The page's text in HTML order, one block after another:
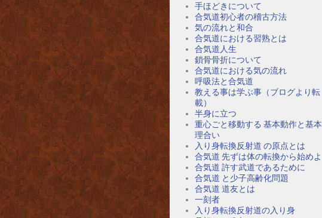
手ほどきについて
合気道初心者の稽古方法
気の流れと和合
合気道における習熟とは
合気道人生
鎖骨骨折について
合気道における気の流れ
呼吸法と合気道
教える事は学ぶ事（ブログより転
載）
半身に立つ
重心ごと移動する 基本動作と基本
理合い
入り身転換反射道 の原点とは
合気道 先ずは体の転換から始めよ
合気道 許す武道であるために
合気道 と少子高齢化問題
合気道 道友とは
一刻者
入り身転換反射道の入り身